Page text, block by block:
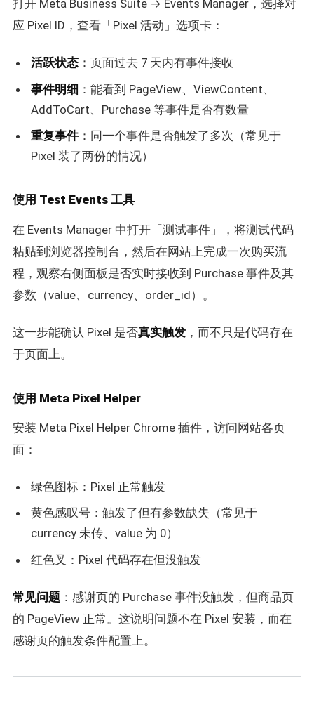
打开 Meta Business Suite → Events Manager，选择对
应 Pixel ID，查看「Pixel 活动」选项卡：
活跃状态 ：页面过去 7 天内有事件接收
事件明细 ：能看到 PageView、ViewContent、
AddToCart、Purchase 等事件是否有数量
重复事件 ：同一个事件是否触发了多次（常见于
Pixel 装了两份的情况）
使用 Test Events 工具
在 Events Manager 中打开「测试事件」，将测试代码
粘贴到浏览器控制台，然后在网站上完成一次购买流
程，观察右侧面板是否实时接收到 Purchase 事件及其
参数（value、currency、order_id）。
这一步能确认 Pixel 是否真实触发，而不只是代码存在
于页面上。
使用 Meta Pixel Helper
安装 Meta Pixel Helper Chrome 插件，访问网站各页
面：
绿色图标：Pixel 正常触发
黄色感叹号：触发了但有参数缺失（常见于
currency 未传、value 为 0）
红色叉：Pixel 代码存在但没触发
常见问题：感谢页的 Purchase 事件没触发，但商品页
的 PageView 正常。这说明问题不在 Pixel 安装，而在
感谢页的触发条件配置上。